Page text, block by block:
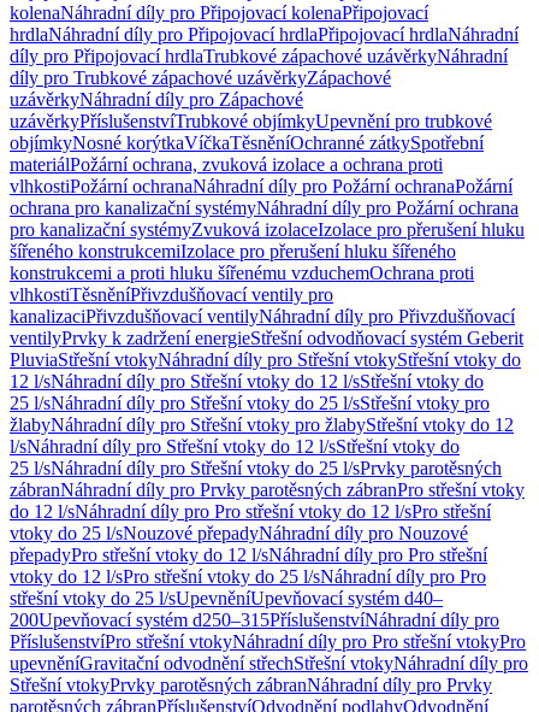
kolenaNáhradní díly pro Připojovací kolenaPřipojovací
hrdlaNáhradní díly pro Připojovací hrdlaPřipojovací hrdlaNáhradní
díly pro Připojovací hrdlaTrubkové zápachové uzávěrkyNáhradní
díly pro Trubkové zápachové uzávěrkyZápachové
uzávěrkyNáhradní díly pro Zápachové
uzávěrkyPříslušenstvíTrubkové objímkyUpevnění pro trubkové
objímkyNosné korýtkaVíčkaTěsněníOchranné zátkySpotřební
materiálPožární ochrana, zvuková izolace a ochrana proti
vlhkostiPožární ochranaNáhradní díly pro Požární ochranaPožární
ochrana pro kanalizační systémyNáhradní díly pro Požární ochrana
pro kanalizační systémyZvuková izolaceIzolace pro přerušení hluku
šířeného konstrukcemiIzolace pro přerušení hluku šířeného
konstrukcemi a proti hluku šířenému vzduchemOchrana proti
vlhkostiTěsněníPřivzdušňovací ventily pro
kanalizaciPřivzdušňovací ventilyNáhradní díly pro Přivzdušňovací
ventilyPrvky k zadržení energieStřešní odvodňovací systém Geberit
PluviaStřešní vtokyNáhradní díly pro Střešní vtokyStřešní vtoky do
12 l/sNáhradní díly pro Střešní vtoky do 12 l/sStřešní vtoky do
25 l/sNáhradní díly pro Střešní vtoky do 25 l/sStřešní vtoky pro
žlabyNáhradní díly pro Střešní vtoky pro žlabyStřešní vtoky do 12
l/sNáhradní díly pro Střešní vtoky do 12 l/sStřešní vtoky do
25 l/sNáhradní díly pro Střešní vtoky do 25 l/sPrvky parotěsných
zábranNáhradní díly pro Prvky parotěsných zábranPro střešní vtoky
do 12 l/sNáhradní díly pro Pro střešní vtoky do 12 l/sPro střešní
vtoky do 25 l/sNouzové přepadyNáhradní díly pro Nouzové
přepadyPro střešní vtoky do 12 l/sNáhradní díly pro Pro střešní
vtoky do 12 l/sPro střešní vtoky do 25 l/sNáhradní díly pro Pro
střešní vtoky do 25 l/sUpevněníUpevňovací systém d40–
200Upevňovací systém d250–315PříslušenstvíNáhradní díly pro
PříslušenstvíPro střešní vtokyNáhradní díly pro Pro střešní vtokyPro
upevněníGravitační odvodnění střechStřešní vtokyNáhradní díly pro
Střešní vtokyPrvky parotěsných zábranNáhradní díly pro Prvky
parotěsných zábranPříslušenstvíOdvodnění podlahyOdvodnění